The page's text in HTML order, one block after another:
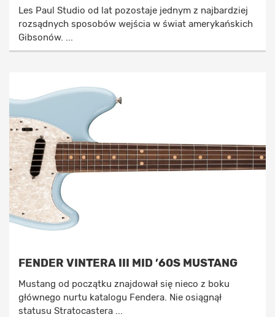
Les Paul Studio od lat pozostaje jednym z najbardziej
rozsądnych sposobów wejścia w świat amerykańskich
Gibsonów. ...
FENDER VINTERA III MID ’60S MUSTANG
Mustang od początku znajdował się nieco z boku
głównego nurtu katalogu Fendera. Nie osiągnął
statusu Stratocastera ...